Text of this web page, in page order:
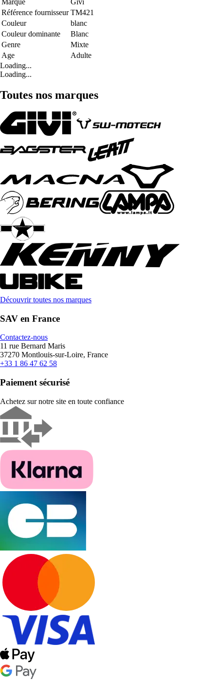
Marque
Givi
Référence fournisseur TM421
Couleur
blanc
Couleur dominante
Blanc
Genre
Mixte
Age
Adulte
Loading...
Loading...
Toutes nos marques
Découvrir toutes nos marques
SAV en France
Contactez-nous
11 rue Bernard Maris
37270 Montlouis-sur-Loire, France
+33 1 86 47 62 58
Paiement sécurisé
Achetez sur notre site en toute confiance